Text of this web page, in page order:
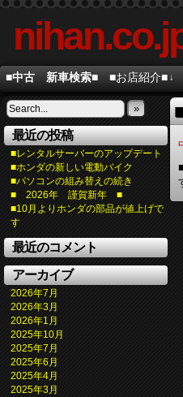
■中古 新車検索■ ■お店紹介■ ↓
»
最近の投稿
■レンタルサーバーのアップデート
■ホンダの新しい電動バイク
■パソコンの組み替えの続き
■ 2026年 謹賀新年 ■
■10月よりホンダの部品が値上げで
す
最近のコメント
アーカイブ
2026年7月
2026年3月
2026年1月
2025年10月
2025年7月
2025年6月
2025年4月
2025年3月